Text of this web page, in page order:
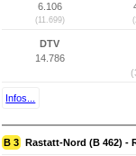
6.106
(11.699)
DTV
14.786
Infos...
B 3 Rastatt-Nord (B 462) -